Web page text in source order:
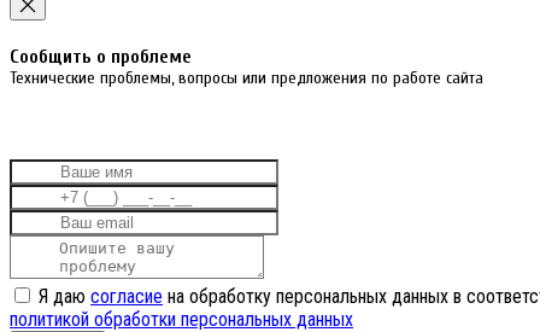
Cообщить о проблеме
Технические проблемы, вопросы или предложения по работе сайта
Я даю согласие на обработку персональных данных в
политикой обработки персональных данных